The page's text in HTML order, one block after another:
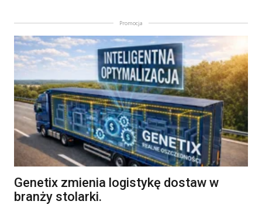
Promocja
Genetix zmienia logistykę dostaw w
branży stolarki.